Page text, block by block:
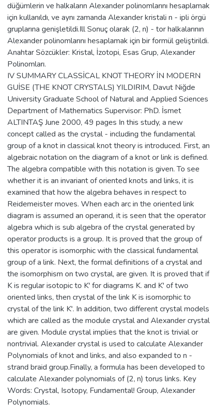
düğümlerin ve halkaların Alexander polinomlarını hesaplamak
için kullanıldı, ve aynı zamanda Alexander kristali n - ipli örgü
gruplarına genişletildi.Ill Sonuç olarak (2, n) - tor halkalarının
Alexander polinomlarını hesaplamak için bir formül geliştirildi.
Anahtar Sözcükler: Kristal, İzotopi, Esas Grup, Alexander
Polinomları.
IV SUMMARY CLASSİCAL KNOT THEORY İN MODERN
GUİSE (THE KNOT CRYSTALS) YILDIRIM, Davut Niğde
University Graduate School of Natural and Applied Sciences
Department of Mathematics Supervisor: PhD. İsmet
ALTINTAŞ June 2000, 49 pages In this study, a new
concept called as the crystal - including the fundamental
group of a knot in classical knot theory is introduced. First, an
algebraic notation on the diagram of a knot or link is defined.
The algebra compatible with this notation is given. To see
whether it is an invariant of oriented knots and links, it is
examined that how the algebra behaves in respect to
Reidemeister moves. When each arc in the oriented link
diagram is assumed an operand, it is seen that the operator
algebra which is sub algebra of the crystal generated by
operator products is a group. It is proved that the group of
this operator is isomorphic with the classical fundamental
group of a link. Next, the formal definitions of a crystal and
the isomorphism on two crystal, are given. It is proved that if
K is regular isotopic to K' for diagrams K. and K' of two
oriented links, then crystal of the link K is isomorphic to
crystal of the link K'. In addition, two different crystal models
which are called as the module crystal and Alexander crystal
are given. Module crystal implies that the knot is trivial or
nontrivial. Alexander crystal is used to calculate Alexander
Polynomials of knot and links, and also expanded to n -
strand braid group.Finally, a formula has been developed to
calculate Alexander polynomials of (2, n) torus links. Key
Words: Crystal, Isotopy, Fundamental! Group, Alexander
Polynomials.